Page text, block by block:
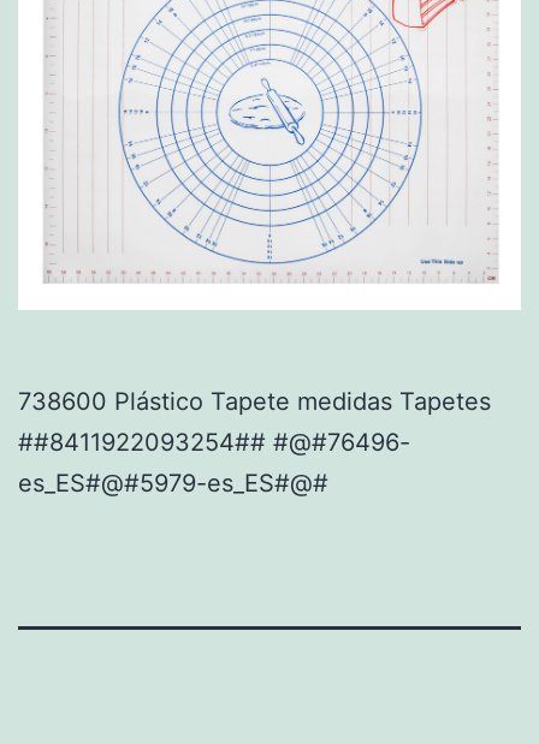
738600 Plástico Tapete medidas Tapetes
##8411922093254## #@#76496-
es_ES#@#5979-es_ES#@#